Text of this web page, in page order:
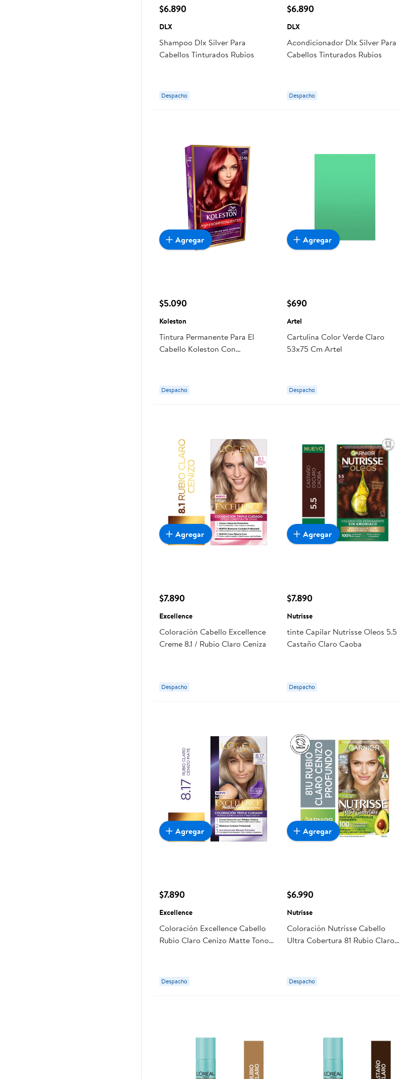
$6.890
DLX
Shampoo Dlx Silver Para
Cabellos Tinturados Rubios
Despacho
$6.890
DLX
Acondicionador Dlx Silver Para
Cabellos Tinturados Rubios
Despacho
$5.090
Koleston
Tintura Permanente Para El
Cabello Koleston Con
Despacho
Agregar
$690
Artel
Cartulina Color Verde Claro
53x75 Cm Artel
Despacho
Agregar
$7.890
Excellence
Coloración Cabello Excellence
Creme 8.1 / Rubio Claro Ceniza
Despacho
Agregar
$7.890
Nutrisse
tinte Capilar Nutrisse Oleos 5.5
Castaño Claro Caoba
Despacho
Agregar
$7.890
Excellence
Coloración Excellence Cabello
Rubio Claro Cenizo Matte Tono
Despacho
Agregar
$6.990
Nutrisse
Coloración Nutrisse Cabello
Ultra Cobertura 81 Rubio Claro
Despacho
Agregar